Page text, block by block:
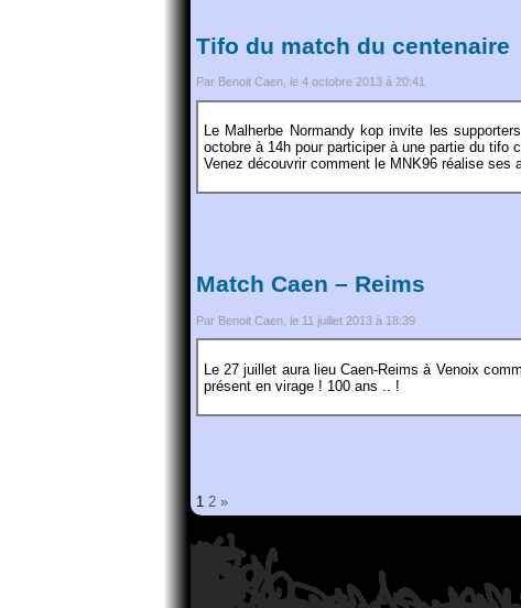
Tifo du match du centenaire
Par Benoit Caen, le 4 octobre 2013 à 20:41
Le Malherbe Normandy kop invite les
octobre à 14h pour participer à une partie du tifo
Venez découvrir comment le MNK96 réalise ses
Match Caen – Reims
Par Benoit Caen, le 11 juillet 2013 à 18:39
Le 27 juillet aura lieu Caen-Reims à Venoix
présent en virage ! 100 ans .. !
1 2 »